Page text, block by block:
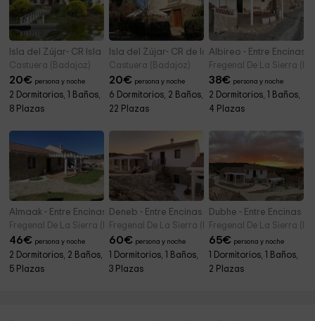
crece una peonía con un color fucsia intenso que es una
especie protegida, y lo hace una vez al año que suele
coincidir con el mes de abril.
Embalse de Alqueva (embarcadero) 12,6 km
A través del cual se podrán realizar paseos en barco y
otras actividades acuáticas
Presa del Embalse de Piedra Aguda
Campo de Vuelo Casimiro Patiño
Ermita del Stmo Cristo 10,2 km
Isla del Zújar- CR Isla del Zújar
Castuera (Badajoz)
20€ persona y noche
2 Dormitorios, 1 Baños,
8 Plazas
Isla del Zújar- CR de las Regatas
Castuera (Badajoz)
20€ persona y noche
6 Dormitorios, 2 Baños,
22 Plazas
Albireo - Entre Encinas
Fregenal De La Sierra
38€ persona y noche
2 Dormitorios, 1 Baños,
4 Plazas
Almaak - Entre Encinas y Estrellas
Fregenal De La Sierra (Badajoz)
46€ persona y noche
2 Dormitorios, 2 Baños,
5 Plazas
Deneb - Entre Encinas y Estrellas
Fregenal De La Sierra (Badajoz)
60€ persona y noche
1 Dormitorios, 1 Baños,
3 Plazas
Dubhe - Entre Encinas y
Fregenal De La Sierra
65€ persona y noche
1 Dormitorios, 1 Baños,
2 Plazas